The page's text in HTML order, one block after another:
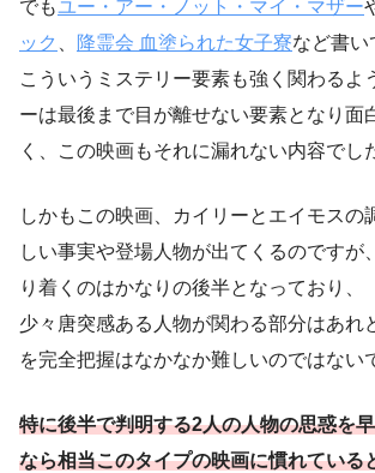
でもユー・アー・ノット・マイ・マザー
ック
降霊会 血塗られた女子寮など書い
こういうミステリー要素も強く関わるよ
ーは最後まで目が離せない要素となり面
く、この映画もそれに漏れない内容でし
しかもこの映画、カイリーとエイモスの
しい事実や登場人物が出てくるのですが
り着くのはかなりの後半となっており、
少々唐突感ある人物が関わる部分はあれ
を完全把握はなかなか難しいのではない
特に後半で判明する2人の人物の思惑を
なら相当このタイプの映画に慣れている